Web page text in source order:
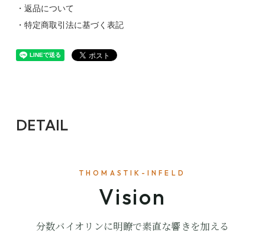
・返品について
・特定商取引法に基づく表記
DETAIL
THOMASTIK-INFELD
Vision
分数バイオリンに明瞭で素直な響きを加える